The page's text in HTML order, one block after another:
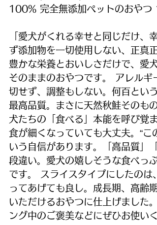
100% 完全無添加ペットのおや
「愛犬がくれる幸せと同じだけ、
ず添加物を一切使用しない、正真
豊かな栄養とおいしさだけで、愛
そのままのおやつです。 アレル
切せず、調整もしない。何百とい
最高品質。まさに天然秋鮭そのも
犬たちの「食べる」本能を呼び覚
食が細くなっていても大丈夫。“こ
いう自信があります。「高品質」
段違い。愛犬の嬉しそうな食べっ
です。 スライスタイプにしたの
ってあげても良し。成長期、高齢
いただけるおやつに仕上げました
ング中のご褒美などにぜひお使い